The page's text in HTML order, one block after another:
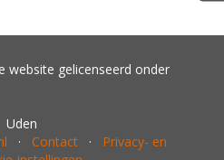
website gelicenseerd onder
Uden
· Contact · Privacy- en